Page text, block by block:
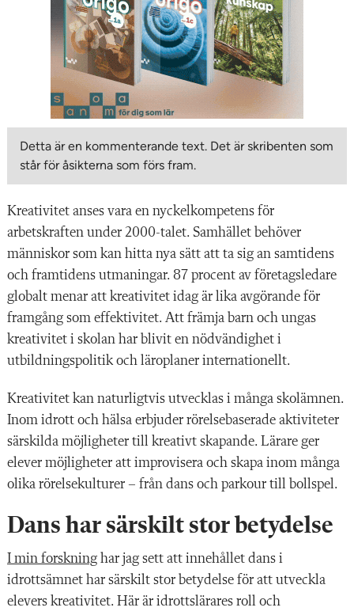
Detta är en kommenterande text. Det är skribenten som
står för åsikterna som förs fram.
Kreativitet anses vara en nyckelkompetens för
arbetskraften under 2000-talet. Samhället behöver
människor som kan hitta nya sätt att ta sig an samtidens
och framtidens utmaningar. 87 procent av företagsledare
globalt menar att kreativitet idag är lika avgörande för
framgång som effektivitet. Att främja barn och ungas
kreativitet i skolan har blivit en nödvändighet i
utbildningspolitik och läroplaner internationellt.
Kreativitet kan naturligtvis utvecklas i många skolämnen.
Inom idrott och hälsa erbjuder rörelsebaserade aktiviteter
särskilda möjligheter till kreativt skapande. Lärare ger
elever möjligheter att improvisera och skapa inom många
olika rörelsekulturer – från dans och parkour till bollspel.
Dans har särskilt stor betydelse
I min forskning har jag sett att innehållet dans i
idrottsämnet har särskilt stor betydelse för att utveckla
elevers kreativitet. Här är idrottslärares roll och